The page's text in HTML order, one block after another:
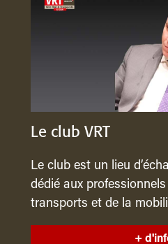
Le club VRT
Le club est un lieu
dédié aux
transports et de la
+